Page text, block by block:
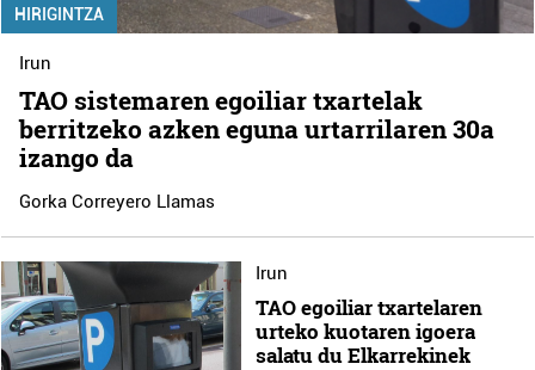
HIRIGINTZA
Irun
TAO sistemaren egoiliar txartelak
berritzeko azken eguna urtarrilaren 30a
izango da
Gorka Correyero Llamas
Irun
TAO egoiliar txartelaren
urteko kuotaren igoera
salatu du Elkarrekinek